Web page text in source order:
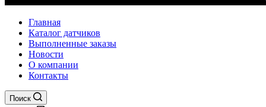
Главная
Каталог датчиков
Выполненные заказы
Новости
О компании
Контакты
Поиск